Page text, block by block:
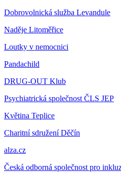
Dobrovolnická služba Levandule
Naděje Litoměřice
Loutky v nemocnici
Pandachild
DRUG-OUT Klub
Psychiatrická společnost ČLS JEP
Květina Teplice
Charitní sdružení Děčín
alza.cz
Česká odborná společnost pro